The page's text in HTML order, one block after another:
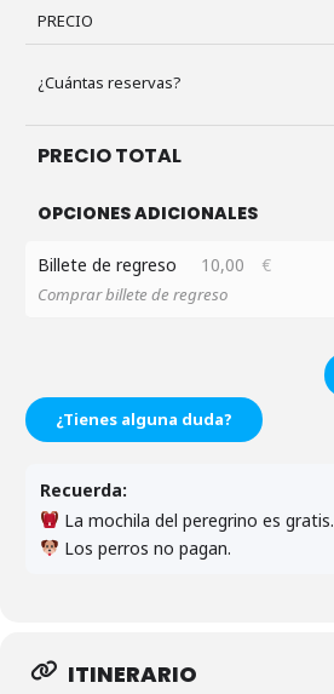
PRECIO
¿Cuántas reservas?
PRECIO TOTAL
OPCIONES ADICIONALES
Billete de regreso 10,00 €
Comprar billete de regreso
¿Tienes alguna duda?
Recuerda:
La mochila del peregrino es gratis.
Los perros no pagan.
ITINERARIO